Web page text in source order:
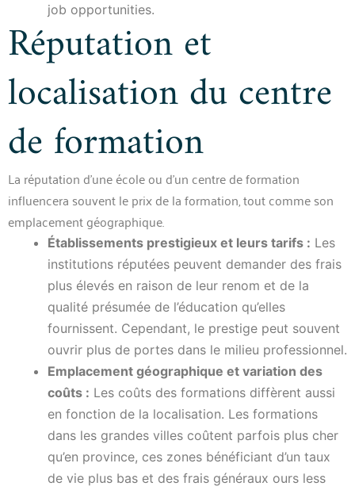
job opportunities.
Réputation et
localisation du centre
de formation
La réputation d’une école ou d’un centre de formation
influencera souvent le prix de la formation, tout comme son
emplacement géographique.
Établissements prestigieux et leurs tarifs : Les
institutions réputées peuvent demander des frais
plus élevés en raison de leur renom et de la
qualité présumée de l’éducation qu’elles
fournissent. Cependant, le prestige peut souvent
ouvrir plus de portes dans le milieu professionnel.
Emplacement géographique et variation des
coûts : Les coûts des formations diffèrent aussi
en fonction de la localisation. Les formations
dans les grandes villes coûtent parfois plus cher
qu’en province, ces zones bénéficiant d’un taux
de vie plus bas et des frais généraux ours less